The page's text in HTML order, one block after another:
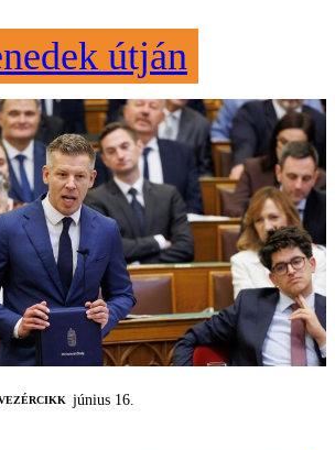
útján
június 16.